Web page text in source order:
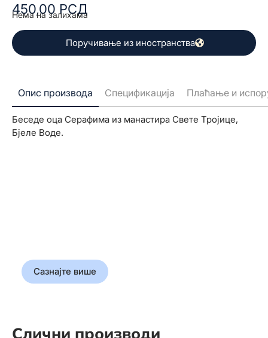
450,00 РСД
Нема на залихама
Поручивање из иностранства
Опис производа Спецификација Плаћање и
Беседе оца Серафима из манастира Свете Тројице,
Бјеле Воде.
Сазнајте више
Слични производи